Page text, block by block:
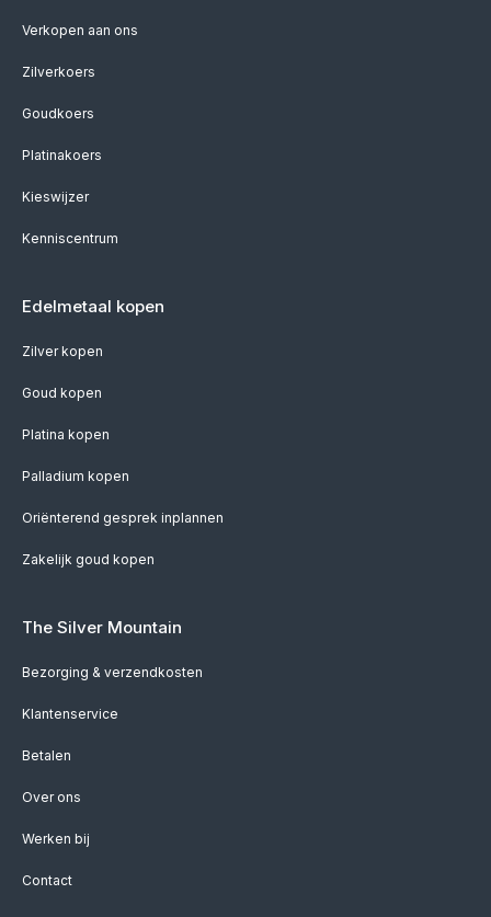
Verkopen aan ons
Zilverkoers
Goudkoers
Platinakoers
Kieswijzer
Kenniscentrum
Edelmetaal kopen
Zilver kopen
Goud kopen
Platina kopen
Palladium kopen
Oriënterend gesprek inplannen
Zakelijk goud kopen
The Silver Mountain
Bezorging & verzendkosten
Klantenservice
Betalen
Over ons
Werken bij
Contact